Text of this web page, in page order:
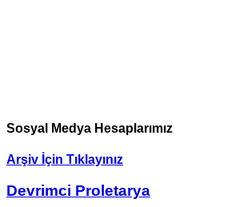
Sosyal Medya Hesaplarımız
Arşiv İçin Tıklayınız
Devrimci Proletarya